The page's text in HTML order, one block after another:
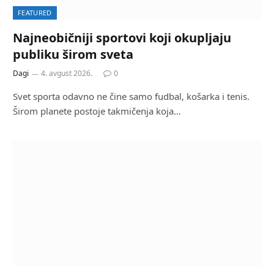
FEATURED
Najneobičniji sportovi koji okupljaju
publiku širom sveta
Dagi 4. avgust 2026. 0
Svet sporta odavno ne čine samo fudbal, košarka i tenis.
Širom planete postoje takmičenja koja…